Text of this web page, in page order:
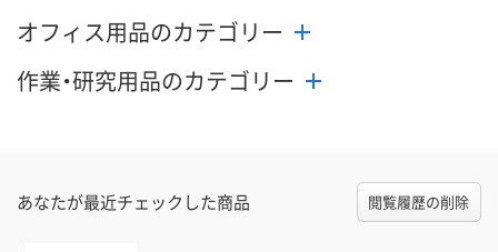
オフィス用品のカテゴリー
作業・研究用品のカテゴリー
あなたが最近チェックした商品 閲覧履歴の削除